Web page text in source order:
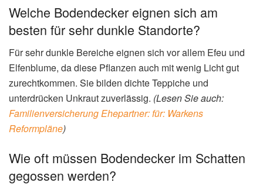
Welche Bodendecker eignen sich am
besten für sehr dunkle Standorte?
Für sehr dunkle Bereiche eignen sich vor allem Efeu und
Elfenblume, da diese Pflanzen auch mit wenig Licht gut
zurechtkommen. Sie bilden dichte Teppiche und
unterdrücken Unkraut zuverlässig. (Lesen Sie auch:
Familienversicherung Ehepartner: für: Warkens
Reformpläne)
Wie oft müssen Bodendecker im Schatten
gegossen werden?